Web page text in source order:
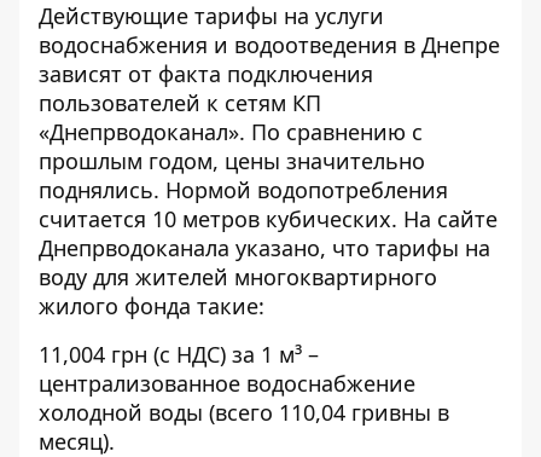
Действующие тарифы на услуги
водоснабжения и водоотведения в Днепре
зависят от факта подключения
пользователей к сетям КП
«Днепрводоканал». По сравнению с
прошлым годом, цены значительно
поднялись. Нормой водопотребления
считается 10 метров кубических. На сайте
Днепрводоканала указано, что тарифы на
воду для жителей многоквартирного
жилого фонда такие:
11,004 грн (с НДС) за 1 м³ –
централизованное водоснабжение
холодной воды (всего 110,04 гривны в
месяц).